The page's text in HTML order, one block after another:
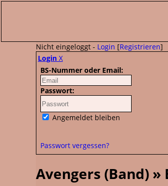
Nicht eingeloggt - Login [Registrieren]
Login X
BS-Nummer oder Email:
Passwort:
Angemeldet bleiben
Passwort vergessen?
Avengers (Band) »